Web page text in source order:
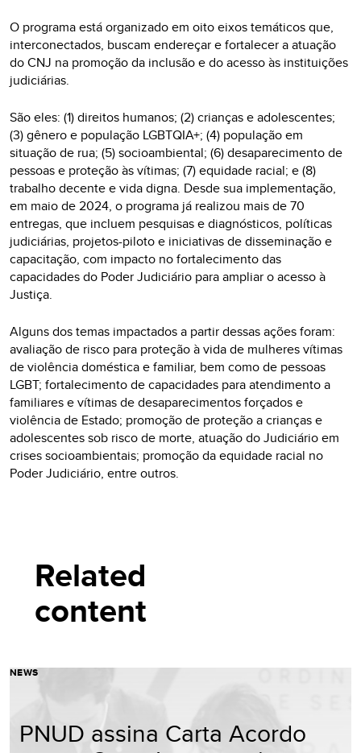
O programa está organizado em oito eixos temáticos que,
interconectados, buscam endereçar e fortalecer a atuação
do CNJ na promoção da inclusão e do acesso às instituições
judiciárias.
São eles: (1) direitos humanos; (2) crianças e adolescentes;
(3) gênero e população LGBTQIA+; (4) população em
situação de rua; (5) socioambiental; (6) desaparecimento de
pessoas e proteção às vítimas; (7) equidade racial; e (8)
trabalho decente e vida digna. Desde sua implementação,
em maio de 2024, o programa já realizou mais de 70
entregas, que incluem pesquisas e diagnósticos, políticas
judiciárias, projetos-piloto e iniciativas de disseminação e
capacitação, com impacto no fortalecimento das
capacidades do Poder Judiciário para ampliar o acesso à
Justiça.
Alguns dos temas impactados a partir dessas ações foram:
avaliação de risco para proteção à vida de mulheres vítimas
de violência doméstica e familiar, bem como de pessoas
LGBT; fortalecimento de capacidades para atendimento a
familiares e vítimas de desaparecimentos forçados e
violência de Estado; promoção de proteção a crianças e
adolescentes sob risco de morte, atuação do Judiciário em
crises socioambientais; promoção da equidade racial no
Poder Judiciário, entre outros.
Related
content
NEWS
PNUD assina Carta Acordo